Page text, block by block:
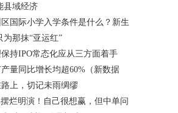
县域经济
国际小学入学条件是什么？新生
那抹“亚运红”
持IPO常态化应从三方面着手
量同比增长均超60%（新数据
上，切记未雨绸缪
烂明演！自己很想赢，但中单问